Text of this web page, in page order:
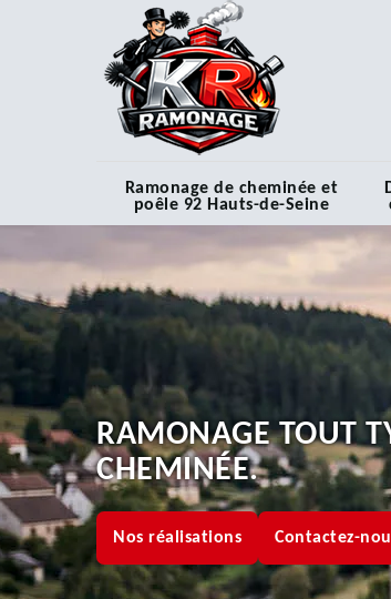
Ramonage de cheminée et
poêle 92 Hauts-de-Seine
RAMONAGE TOUT
CHEMINÉE.
Nos réalisations Contactez-